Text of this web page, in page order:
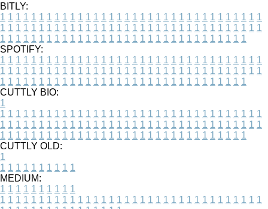
BITLY:
1 1 1 1 1 1 1 1 1 1 1 1 1 1 1 1 1 1 1 1 1 1 1 1 1 1 1 1 1 1 1 1 1 1
1 1 1 1 1 1 1 1 1 1 1 1 1 1 1 1 1 1 1 1 1 1 1 1 1 1 1 1 1 1 1 1 1 1
1 1 1 1 1 1 1 1 1 1 1 1 1 1 1 1 1 1 1 1 1 1 1 1 1 1 1 1 1 1 1 1
SPOTIFY:
1 1 1 1 1 1 1 1 1 1 1 1 1 1 1 1 1 1 1 1 1 1 1 1 1 1 1 1 1 1 1 1 1 1
1 1 1 1 1 1 1 1 1 1 1 1 1 1 1 1 1 1 1 1 1 1 1 1 1 1 1 1 1 1 1 1 1 1
1 1 1 1 1 1 1 1 1 1 1 1 1 1 1 1 1 1 1 1 1 1 1 1 1 1 1 1 1 1 1 1
CUTTLY BIO:
1
1 1 1 1 1 1 1 1 1 1 1 1 1 1 1 1 1 1 1 1 1 1 1 1 1 1 1 1 1 1 1 1 1 1
1 1 1 1 1 1 1 1 1 1 1 1 1 1 1 1 1 1 1 1 1 1 1 1 1 1 1 1 1 1 1 1 1 1
1 1 1 1 1 1 1 1 1 1 1 1 1 1 1 1 1 1 1 1 1 1 1 1 1 1 1 1 1 1 1 1
CUTTLY OLD:
1
1 1 1 1 1 1 1 1 1 1
MEDIUM:
1 1 1 1 1 1 1 1 1 1
1 1 1 1 1 1 1 1 1 1 1 1 1 1 1 1 1 1 1 1 1 1 1 1 1 1 1 1 1 1 1 1 1 1